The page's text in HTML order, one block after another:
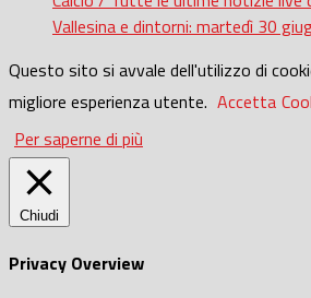
Vallesina e dintorni: martedì 30
Questo sito si avvale dell'utilizzo di
migliore esperienza utente. Accetta
Per saperne di più
Chiudi
Privacy Overview